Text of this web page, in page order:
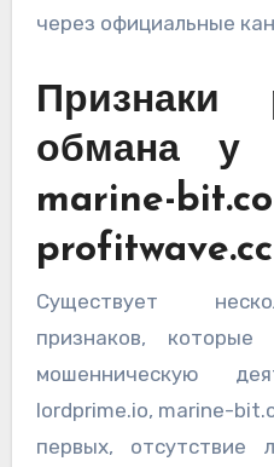
через официальные
Признаки
обмана у
marine-
profitwave.cc
Существует
признаков,
мошенническую
lordprime.io, marine-
первых, отсутствие